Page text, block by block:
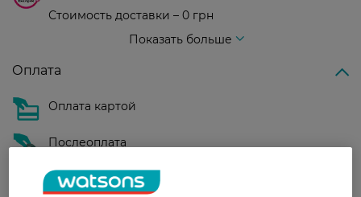
Стоимость доставки – 0 грн
Показать больше
Оплата
Оплата картой
Послеоплата
Показать больше